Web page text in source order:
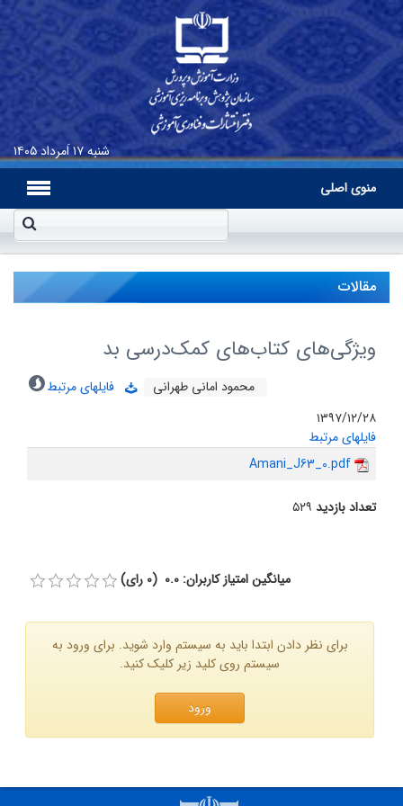
شنبه۱۷ اَمرداد ۱۴۰۵
منوی اصلی
مقالات
ویژگی‌های کتاب‌های کمک‌درسی بد
محمود امانی طهرانی
فایلهای مرتبط
۱۳۹۷/۱۲/۲۸
فایلهای مرتبط
Amani_J63_0.pdf
تعداد بازدید ۵۲۹
میانگین امتیاز کاربران: 0.0 (0 رای)
برای نظر دادن ابتدا باید به سیستم وارد شوید. برای ورود به
سیستم روی کلید زیر کلیک کنید.
ورود